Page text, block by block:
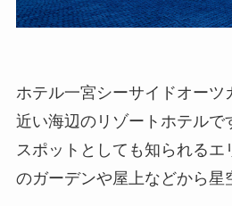
ホテル一宮シーサイドオーツ
近い海辺のリゾートホテルで
スポットとしても知られる
のガーデンや屋上などから星